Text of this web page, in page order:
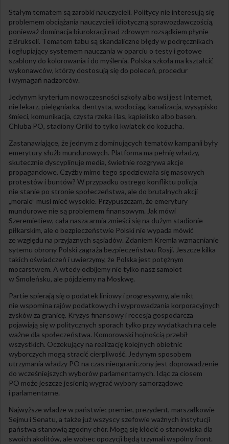
Stałym tematem są zarobki nauczycieli. Politycy nie interesują się
problemem obciążania nauczycieli idiotyczną sprawozdawczością,
ponieważ dominacja biurokracji nad zdrowym rozsądkiem płynie
z Brukseli. Tematem tabu są skandaliczne błędy w podręcznikach
i ogłupiający systemem nauczania w oparciu o testy i gotowe
szablony do kolorowania i do myślenia. Polska szkoła ma kształcić
wykonawców, którzy dostosują się do poleceń, procedur
i wymagań nadzorców.
Jedynym kryterium nowoczesności szkoły albo wsi jest Internet,
nie lekarz, pielęgniarka, dentysta, wodociąg, kanalizacja, wysypisko
śmieci, komunikacja, czysta rzeka i las, kąpielisko albo basen.
Chluba PO, stadiony Orliki to tylko kwiatek do kożucha.
Zastanawiające, że jednym z dominujących tematów kampanii były
emerytury służb mundurowych. Platforma ma pełnię władzy,
skutecznie dyscyplinuje media, świetnie rozgrywa akcje
propagandowe. Czyżby mimo tego spodziewała się masowych
protestów i buntów? W przypadku ostrego konfliktu policja
nie stanie po stronie społeczeństwa, ale do brutalnych akcji
„morale” musi mieć wysokie. Przypuszczam, że emerytury
mundurowe nie są problemem finansowym. Jak mówi
Szeremietiew, cała nasza armia zmieści się na dużym stadionie
piłkarskim, ale o bezpieczeństwie Polski nie wypada mówić
ze względu na przyjaznych sąsiadów. Zdaniem Kremla wzmacnianie
sytemu obrony Polski zagraża bezpieczeństwu Rosji. Jeszcze kilka
takich oświadczeń i uwierzymy, że Polska jest potężnym
mocarstwem. A wtedy odbijemy nie tylko nasz samolot
w Smoleńsku, ale pójdziemy na Moskwę.
Partie spierają się o podatek liniowy i progresywny, ale nikt
nie wspomina rajów podatkowych i wyprowadzania korporacyjnych
zysków za granicę. Kryzys finansowy i recesja gospodarcza
pojawiają się w politycznych sporach tylko przy wydatkach na cele
ważne dla społeczeństwa. Komorowski hojnością przebił
wszystkich. Oczekujący na realizację kolejnych obietnic
wyborczych mogą stracić cierpliwość. Jedynym sposobem
utrzymania władzy PO na czas nieograniczony jest doprowadzenie
do wcześniejszych wyborów parlamentarnych. Idąc za ciosem
PO może jeszcze jesienią wygrać wybory samorządowe
i parlamentarne.
Najwyższe władze w państwie; premier, prezydent, marszałkowie
Sejmu i Senatu, a także już wszyscy szefowie ważnych instytucji
państwa stanowią zgodny chór. Mogą się kłócić o stanowiska dla
swoich akolitów, ale wobec opozycji będą trzymali wspólny front.